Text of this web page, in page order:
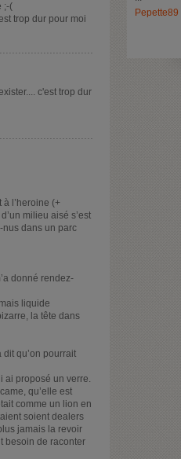
;-(
trop dur pour moi
c'est trop dur
l’heroine (+
milieu aisé s’est
nus dans un parc
donné rendez-
liquide
la tête dans
qu’on pourrait
ai proposé un verre.
qu’elle est
comme un lion en
soient dealers
jamais la revoir
besoin de raconter
Pepette89